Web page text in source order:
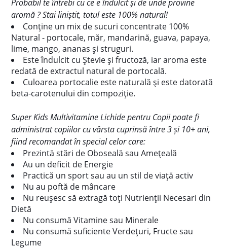
Probabil te întrebi cu ce e îndulcit și de unde provine
aromă ? Stai liniștit, totul este 100% natural!
Conține un mix de sucuri concentrate 100%
Natural - portocale, măr, mandarină, guava, papaya,
lime, mango, ananas și struguri.
Este îndulcit cu Ștevie și fructoză, iar aroma este
redată de extractul natural de portocală.
Culoarea portocalie este naturală și este datorată
beta-carotenului din compoziție.
Super Kids Multivitamine Lichide pentru Copii poate fi
administrat copiilor cu vârsta cuprinsă între 3 și 10+ ani,
fiind recomandat în special celor care:
Prezintă stări de Oboseală sau Amețeală
Au un deficit de Energie
Practică un sport sau au un stil de viață activ
Nu au poftă de mâncare
Nu reușesc să extragă toți Nutrienții Necesari din
Dietă
Nu consumă Vitamine sau Minerale
Nu consumă suficiente Verdețuri, Fructe sau
Legume